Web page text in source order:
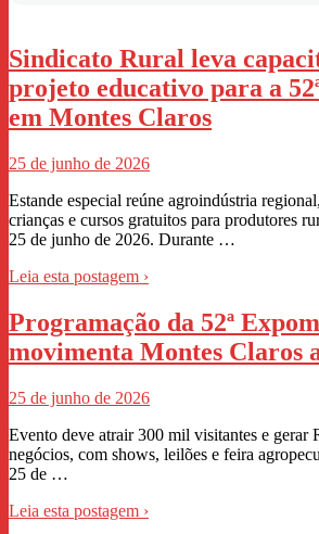
Sindicato Rural leva
projeto educativo para a
em Montes Claros
25 de junho de 2026
Estande especial reúne agroindústria
crianças e cursos gratuitos para produtores
25 de junho de 2026. Durante …
Leia esta postagem ›
Programação da 52ª
movimenta Montes Claros
25 de junho de 2026
Evento deve atrair 300 mil visitantes e gerar
negócios, com shows, leilões e feira
25 de …
Leia esta postagem ›